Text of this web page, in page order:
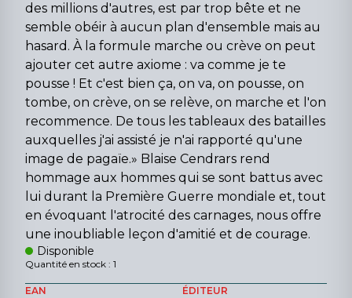
des millions d'autres, est par trop bête et ne
semble obéir à aucun plan d'ensemble mais au
hasard. À la formule marche ou crève on peut
ajouter cet autre axiome : va comme je te
pousse ! Et c'est bien ça, on va, on pousse, on
tombe, on crève, on se relève, on marche et l'on
recommence. De tous les tableaux des batailles
auxquelles j'ai assisté je n'ai rapporté qu'une
image de pagaïe.» Blaise Cendrars rend
hommage aux hommes qui se sont battus avec
lui durant la Première Guerre mondiale et, tout
en évoquant l'atrocité des carnages, nous offre
une inoubliable leçon d'amitié et de courage.
Disponible
Quantité en stock : 1
EAN ÉDITEUR